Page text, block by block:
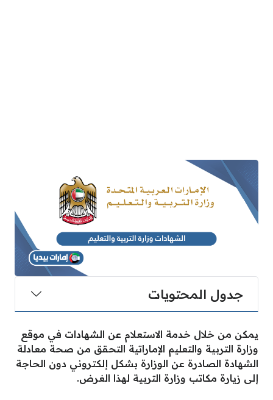
جدول المحتويات
يمكن من خلال خدمة الاستعلام عن الشهادات في موقع
وزارة التربية والتعليم الإماراتية التحقق من صحة معادلة
الشهادة الصادرة عن الوزارة بشكل إلكتروني دون الحاجة
إلى زيارة مكاتب وزارة التربية لهذا الغرض.